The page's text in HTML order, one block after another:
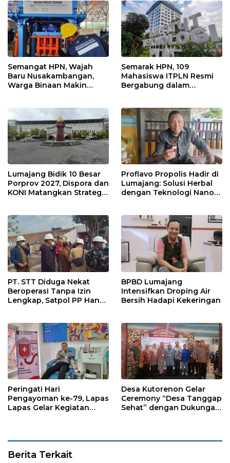
Keluarga Veteran dengan
YBM PT PLN
Anak dalam Menghadapi
Transformasi Energi
Semangat HPN, Wajah
Baru Nusakambangan,
Warga Binaan Makin
Semarak HPN, 109
Mahasiswa ITPLN Resmi
Bergabung dalam
Lumajang Bidik 10 Besar
Porprov 2027, Dispora dan
KONI Matangkan Strategi
Proflavo Propolis Hadir di
Lumajang: Solusi Herbal
dengan Teknologi Nano
PT. STT Diduga Nekat
Beroperasi Tanpa Izin
Lengkap, Satpol PP Hanya
BPBD Lumajang
Intensifkan Droping Air
Bersih Hadapi Kekeringan
Peringati Hari
Pengayoman ke-79, Lapas
Lapas Gelar Kegiatan
Desa Kutorenon Gelar
Ceremony “Desa Tanggap
Sehat” dengan Dukungan
Berita Terkait